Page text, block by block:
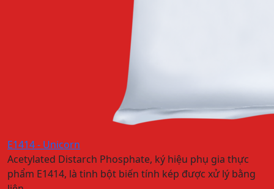
E1414 - Unicorn
Acetylated Distarch Phosphate, ký hiệu phụ gia thực
phẩm E1414, là tinh bột biến tính kép được xử lý bằng